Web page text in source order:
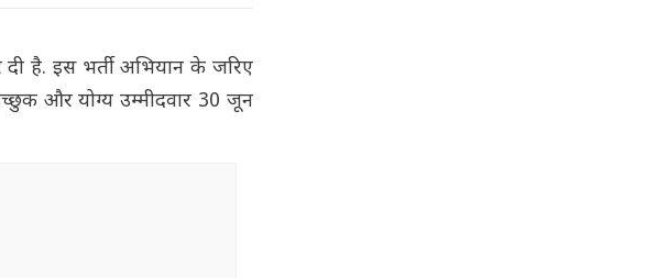
है. इस भर्ती अभियान के जरिए
और योग्य उम्मीदवार 30 जून